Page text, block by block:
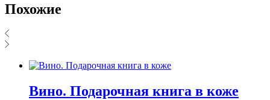
Похожие
Вино. Подарочная книга в коже